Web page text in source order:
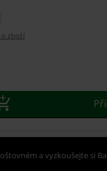
zboží
a vyzkoušejte si